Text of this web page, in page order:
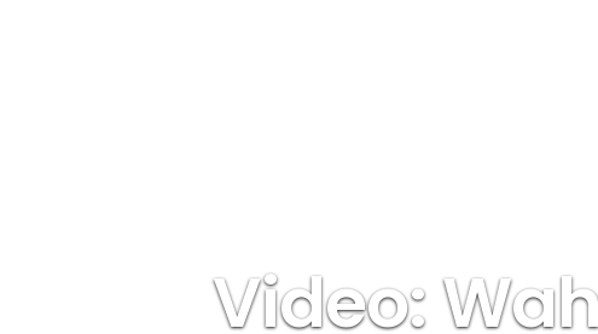
Video: